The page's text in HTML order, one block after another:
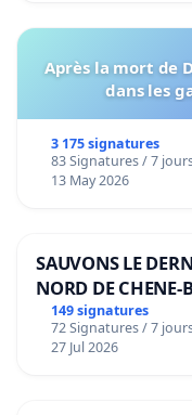
Après la mort de
dans les
3 175 signatures
83 Signatures / 7
13 May 2026
SAUVONS LE
NORD DE CHENE-
149 signatures
72 Signatures / 7
27 Jul 2026